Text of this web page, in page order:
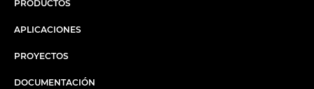
PRODUCTOS
APLICACIONES
PROYECTOS
DOCUMENTACIÓN